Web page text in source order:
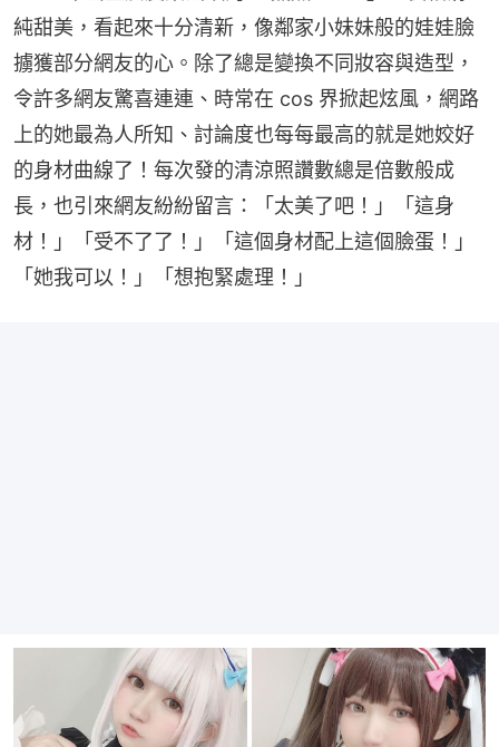
純甜美，看起來十分清新，像鄰家小妹妹般的娃娃臉
擄獲部分網友的心。除了總是變換不同妝容與造型，
令許多網友驚喜連連、時常在 cos 界掀起炫風，網路
上的她最為人所知、討論度也每每最高的就是她姣好
的身材曲線了！每次發的清涼照讚數總是倍數般成
長，也引來網友紛紛留言：「太美了吧！」「這身
材！」「受不了了！」「這個身材配上這個臉蛋！」
「她我可以！」「想抱緊處理！」